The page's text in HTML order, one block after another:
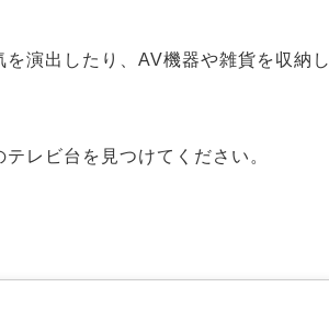
演出したり、AV機器や雑貨を収納し
レビ台を見つけてください。